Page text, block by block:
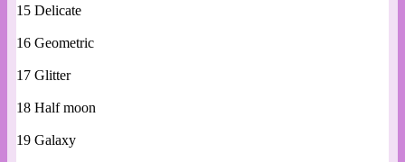
15 Delicate
16 Geometric
17 Glitter
18 Half moon
19 Galaxy